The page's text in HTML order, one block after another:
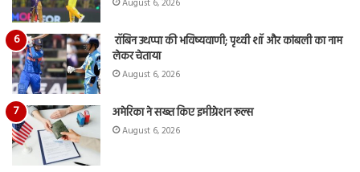
August 6, 2026
रॉबिन उथप्पा की भविष्यवाणी; पृथ्वी शॉ और कांबली का नाम
लेकर चेताया
August 6, 2026
अमेरिका ने सख्त किए इमीग्रेशन रूल्स
August 6, 2026